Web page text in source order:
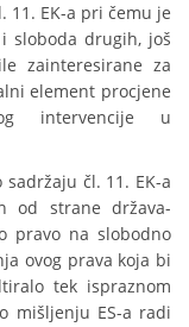
11. EK-a pri čemu je
sloboda drugih, još
zainteresirane za
element procjene
intervencije u
čl. 11. EK-a
od strane država-
pravo na slobodno
ovog prava koja bi
tek ispraznom
mišljenju ES-a radi